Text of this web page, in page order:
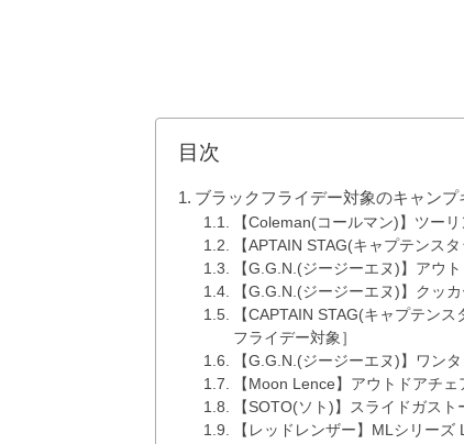
目次
ブラックフライデー対象のキャンプ
【Coleman(コールマン)】ツー
【APTAIN STAG(キャプテンス
【G.G.N.(ジージーエヌ)】アウ
【G.G.N.(ジージーエヌ)】クッ
【CAPTAIN STAG(キャプテン
フライデー対象］
【G.G.N.(ジージーエヌ)】ワン
【Moon Lence】アウトドアチ
【SOTO(ソト)】スライドガス
【レッドレンザー】MLシリーズ